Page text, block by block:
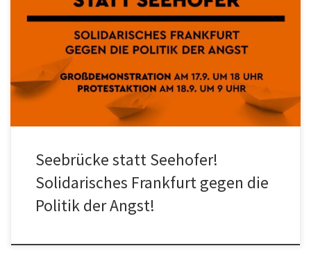
Seebrücke statt Seehofer Demo für Humanität und Menschenrecht.
Das solidarische Frankfurt gegen Seehofers Politik der Angst am 17.
Seebrücke statt Seehofer!
Solidarisches Frankfurt gegen die
Politik der Angst!